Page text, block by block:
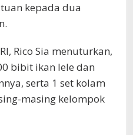
kepada dua
Rico Sia menuturkan,
bibit ikan lele dan
serta 1 set kolam
masing kelompok